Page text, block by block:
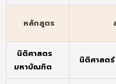
หลักสูตร
นิติศาสตร
มหาบัณฑิต
นิติศาสตร์